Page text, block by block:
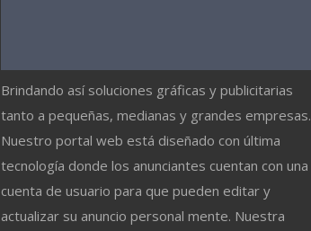
Brindando así soluciones gráficas y publicitarias
tanto a pequeñas, medianas y grandes empresas.
Nuestro portal web está diseñado con última
tecnología donde los anunciantes cuentan con una
cuenta de usuario para que pueden editar y
actualizar su anuncio personal mente. Nuestra